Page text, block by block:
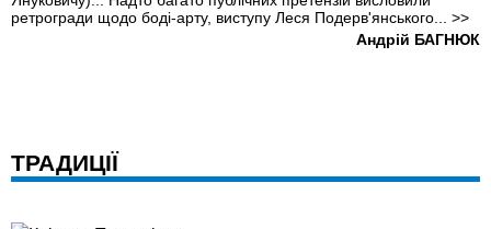
ретрогради щодо боді-арту, виступу Леся Подерв'янського... >>
Андрій БАГНЮК
ТРАДИЦІЇ